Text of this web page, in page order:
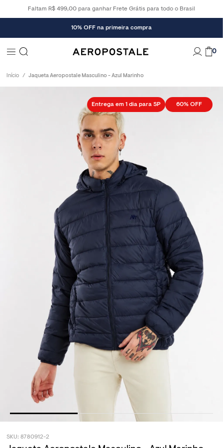
Faltam R$ 499,00 para ganhar Frete Grátis para todo o Brasil
10% OFF na primeira compra
0
Início Jaqueta Aeropostale Masculino - Azul Marinho
Entrega em 1 dia para SP 60% OFF
SKU: 8780912-2